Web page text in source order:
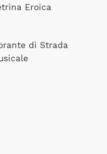
Eroica
di Strada